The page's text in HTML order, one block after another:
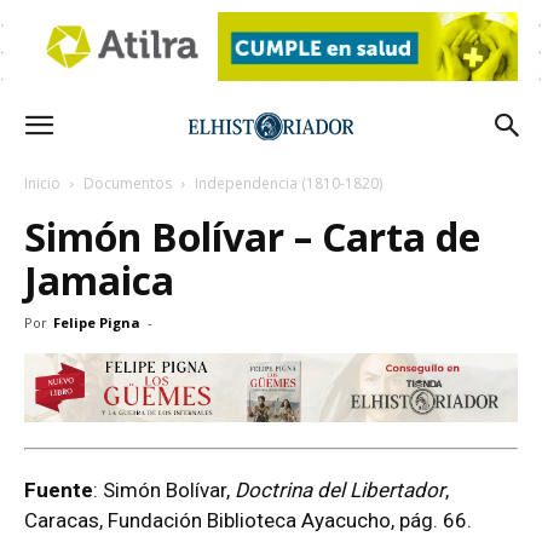
Inicio Documentos Independencia (1810-1820)
Simón Bolívar – Carta de
Jamaica
Por Felipe Pigna -
Fuente: Simón Bolívar, Doctrina del Libertador,
Caracas, Fundación Biblioteca Ayacucho, pág. 66.